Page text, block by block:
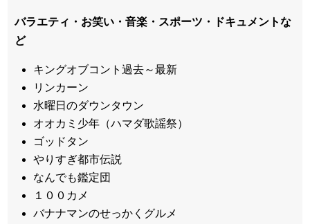
バラエティ・お笑い・音楽・スポーツ・ドキュメントな
ど
キングオブコント過去～最新
リンカーン
水曜日のダウンタウン
オオカミ少年（ハマダ歌謡祭）
ゴッドタン
やりすぎ都市伝説
なんでも鑑定団
１００カメ
バナナマンのせっかくグルメ